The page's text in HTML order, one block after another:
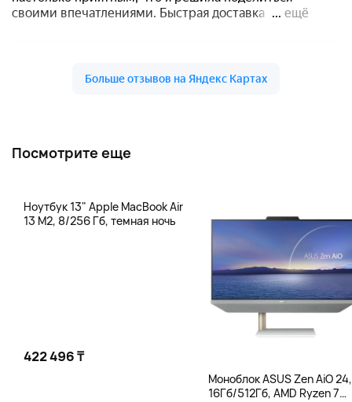
Посмотрите еще
Ноутбук 13" Apple MacBook Air
13 M2, 8/256 Гб, темная ночь
422 496 ₸
Моноблок ASUS Zen AiO 24,
16Гб/512Гб, AMD Ryzen 7